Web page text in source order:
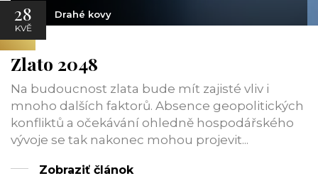
28
KVĚ
Drahé kovy
Zlato 2048
Na budoucnost zlata bude mít zajisté vliv i
mnoho dalších faktorů. Absence geopolitických
konfliktů a očekávání ohledně hospodářského
vývoje se tak nakonec mohou projevit...
Zobraziť článok